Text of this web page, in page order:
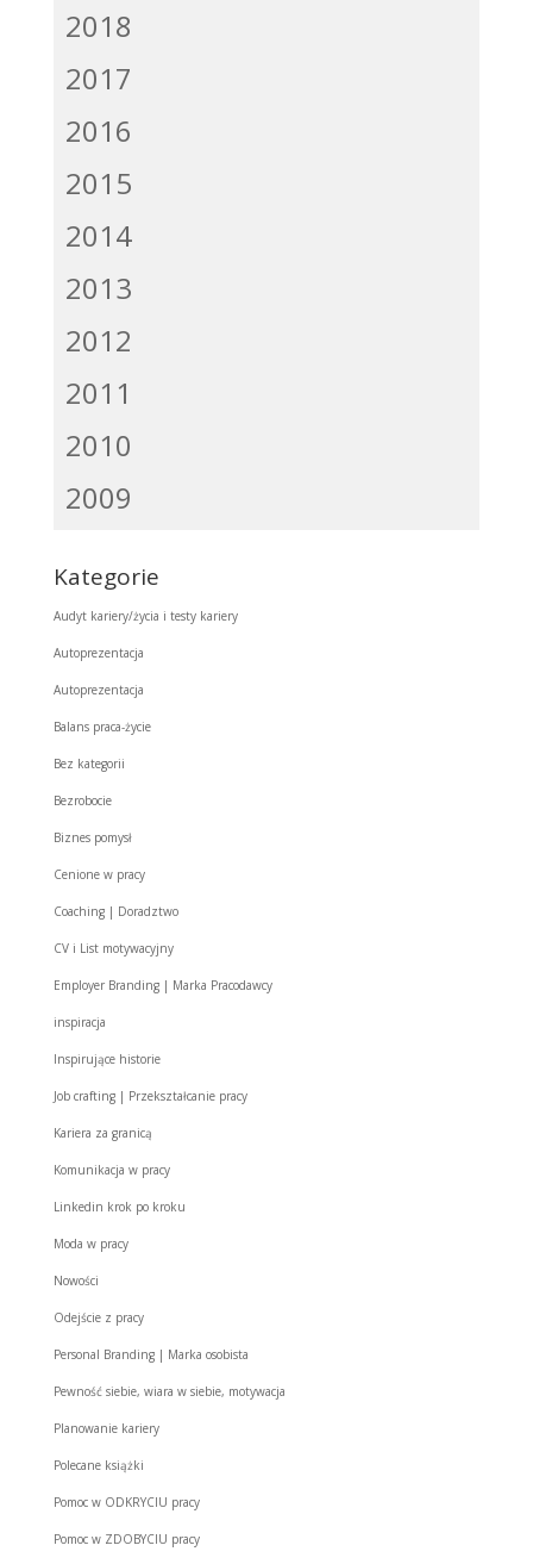
2018
2017
2016
2015
2014
2013
2012
2011
2010
2009
Kategorie
Audyt kariery/życia i testy kariery
Autoprezentacja
Autoprezentacja
Balans praca-życie
Bez kategorii
Bezrobocie
Biznes pomysł
Cenione w pracy
Coaching | Doradztwo
CV i List motywacyjny
Employer Branding | Marka Pracodawcy
inspiracja
Inspirujące historie
Job crafting | Przekształcanie pracy
Kariera za granicą
Komunikacja w pracy
Linkedin krok po kroku
Moda w pracy
Nowości
Odejście z pracy
Personal Branding | Marka osobista
Pewność siebie, wiara w siebie, motywacja
Planowanie kariery
Polecane książki
Pomoc w ODKRYCIU pracy
Pomoc w ZDOBYCIU pracy